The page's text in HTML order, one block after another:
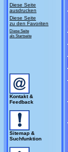
Diese Seite
ausdrucken
Diese Seite
zu den Favoriten
Diese Seite
als Startseite
Kontakt &
Feedback
Sitemap &
Suchfunktion